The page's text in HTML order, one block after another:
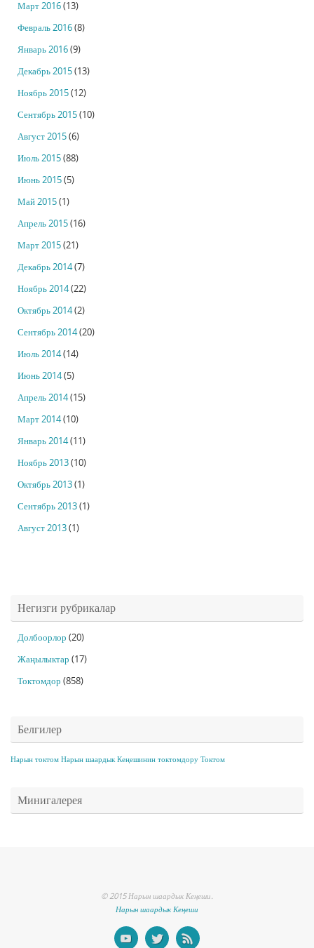
Март 2016(13)
Февраль 2016(8)
Январь 2016(9)
Декабрь 2015(13)
Ноябрь 2015(12)
Сентябрь 2015(10)
Август 2015(6)
Июль 2015(88)
Июнь 2015(5)
Май 2015(1)
Апрель 2015(16)
Март 2015(21)
Декабрь 2014(7)
Ноябрь 2014(22)
Октябрь 2014(2)
Сентябрь 2014(20)
Июль 2014(14)
Июнь 2014(5)
Апрель 2014(15)
Март 2014(10)
Январь 2014(11)
Ноябрь 2013(10)
Октябрь 2013(1)
Сентябрь 2013(1)
Август 2013(1)
Негизги рубрикалар
Долбоорлор (20)
Жаңылыктар (17)
Токтомдор (858)
Белгилер
Нарын токтом Нарын шаардык Кеңешинин токтомдору Токтом
Минигалерея
© 2015 Нарын шаардык Кеңеши.
Нарын шаардык Кеңеши